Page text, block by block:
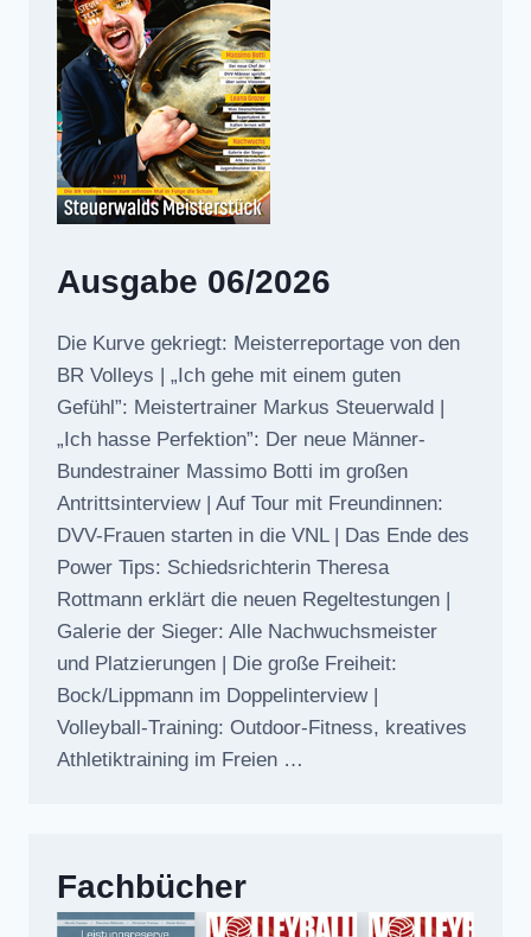
Ausgabe 06/2026
Die Kurve gekriegt: Meisterreportage von den
BR Volleys | „Ich gehe mit einem guten
Gefühl”: Meistertrainer Markus Steuerwald |
„Ich hasse Perfektion”: Der neue Männer-
Bundestrainer Massimo Botti im großen
Antrittsinterview | Auf Tour mit Freundinnen:
DVV-Frauen starten in die VNL | Das Ende des
Power Tips: Schiedsrichterin Theresa
Rottmann erklärt die neuen Regeltestungen |
Galerie der Sieger: Alle Nachwuchsmeister
und Platzierungen | Die große Freiheit:
Bock/Lippmann im Doppelinterview |
Volleyball-Training: Outdoor-Fitness, kreatives
Athletiktraining im Freien …
Fachbücher